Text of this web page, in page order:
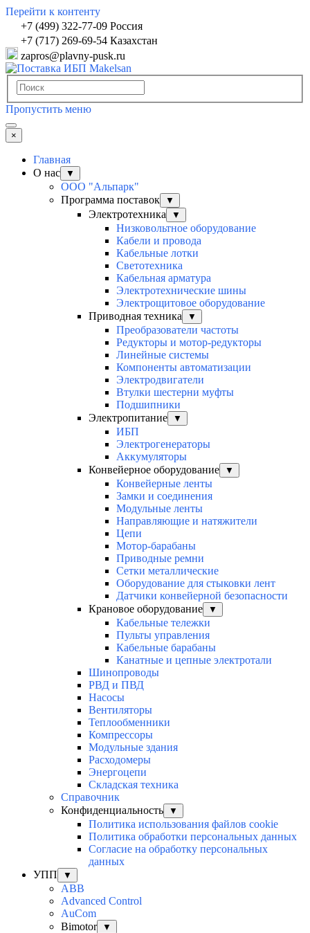
Перейти к контенту
+7 (499) 322-77-09 Россия
+7 (717) 269-69-54 Казахстан
zapros@plavny-pusk.ru
Пропустить меню
×
Главная
О нас
▼
ООО "Альпарк"
Программа поставок
▼
Электротехника ▼
Низковольтное оборудование
Кабели и провода
Кабельные лотки
Светотехника
Кабельная арматура
Электротехнические шины
Электрощитовое оборудование
Приводная техника
▼
Преобразователи частоты
Редукторы и мотор-редукторы
Линейные системы
Компоненты автоматизации
Электродвигатели
Втулки шестерни муфты
Подшипники
Электропитание
▼
ИБП
Электрогенераторы
Аккумуляторы
Конвейерное оборудование
▼
Конвейерные ленты
Замки и соединения
Модульные ленты
Направляющие и натяжители
Цепи
Мотор-барабаны
Приводные ремни
Сетки металлические
Оборудование для стыковки лент
Датчики конвейерной безопасности
Крановое оборудование
▼
Кабельные тележки
Пульты управления
Кабельные барабаны
Канатные и цепные электротали
Шинопроводы
РВД и ПВД
Насосы
Вентиляторы
Теплообменники
Компрессоры
Модульные здания
Расходомеры
Энергоцепи
Складская техника
Справочник
Конфиденциальность
▼
Политика использования файлов cookie
Политика обработки персональных данных
Согласие на обработку персональных
данных
УПП
▼
ABB
Advanced Control
AuСom
Bimotor
▼